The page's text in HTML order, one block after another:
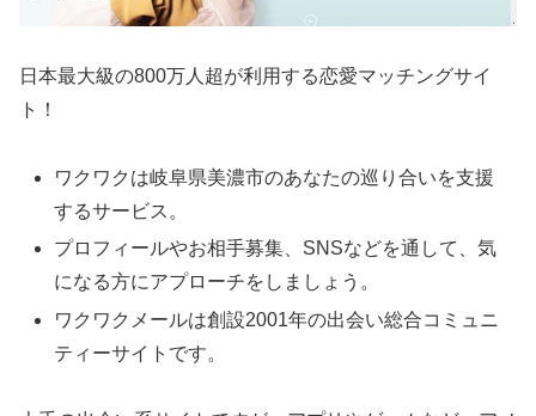
日本最大級の800万人超が利用する恋愛マッチングサイ
ト！
ワクワクは岐阜県美濃市のあなたの巡り合いを支援
するサービス。
プロフィールやお相手募集、SNSなどを通して、気
になる方にアプローチをしましょう。
ワクワクメールは創設2001年の出会い総合コミュニ
ティーサイトです。